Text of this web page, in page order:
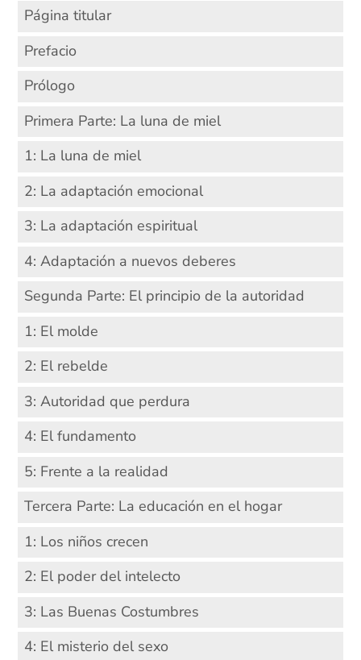
Página titular
Prefacio
Prólogo
Primera Parte: La luna de miel
1: La luna de miel
2: La adaptación emocional
3: La adaptación espiritual
4: Adaptación a nuevos deberes
Segunda Parte: El principio de la autoridad
1: El molde
2: El rebelde
3: Autoridad que perdura
4: El fundamento
5: Frente a la realidad
Tercera Parte: La educación en el hogar
1: Los niños crecen
2: El poder del intelecto
3: Las Buenas Costumbres
4: El misterio del sexo